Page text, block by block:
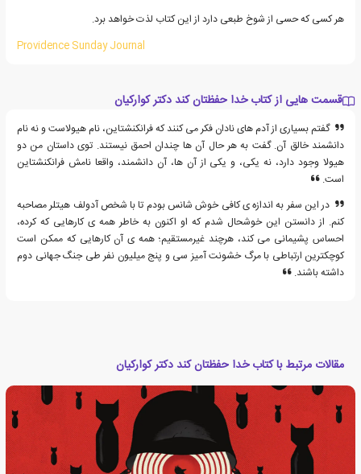
هر کسی که حسی از شوخ طبعی دارد از این کتاب لذت خواهد برد.
Providence Sunday Journal
قسمت هایی از کتاب خدا حفظتان کند دکتر کوارکیان
گفتم بسیاری از آدم های نادان فکر می کنند که فرانکنشتاین، نام هیولاست و نه نام
دانشمند خالق آن. گفت به هر حال آن ها چندان احمق نیستند. توی داستان من دو
هیولا وجود دارد، نه یکی، و یکی از آن ها، آن دانشمند، واقعا نامش فرانکنشتاین
است.
در این سفر به اندازه ی کافی خوش شانس بودم تا با شخص آدولف هیتلر مصاحبه
کنم. از دانستن این خوشحال شدم که او اکنون به خاطر همه ی کارهایی که کرده،
احساس پشیمانی می کند، هرچند غیرمستقیم؛ همه ی آن کارهایی که ممکن است
کوچکترین ارتباطی با مرگ خشونت آمیز سی و پنج میلیون نفر طی جنگ جهانی دوم
داشته باشند.
مقالات مرتبط با کتاب خدا حفظتان کند دکتر کوارکیان